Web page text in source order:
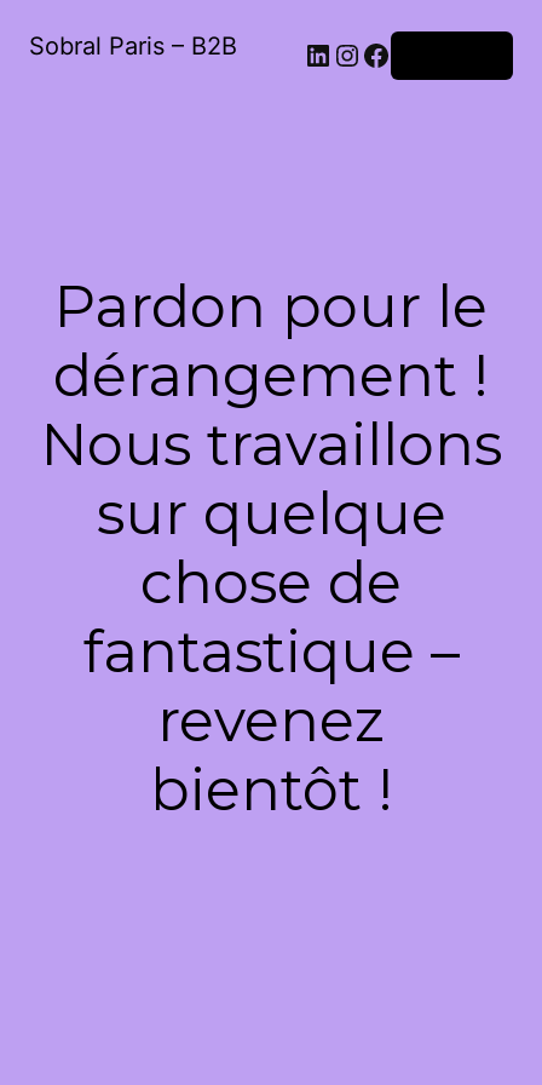
Sobral Paris – B2B LinkedIn
Instagram
Facebook
Pardon pour le
dérangement !
Nous travaillons
sur quelque
chose de
fantastique –
revenez
bientôt !